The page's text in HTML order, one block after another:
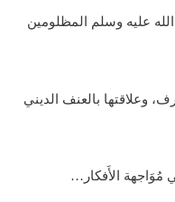
عليه وسلم المظلومين
وعلاقتها بالعنف الديني
مُوَاجهة الأَفكار…